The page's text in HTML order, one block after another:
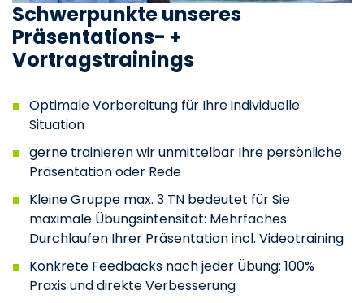
Schwerpunkte unseres
Präsentations- +
Vortragstrainings
Optimale Vorbereitung für Ihre individuelle
Situation
gerne trainieren wir unmittelbar Ihre persönliche
Präsentation oder Rede
Kleine Gruppe max. 3 TN bedeutet für Sie
maximale Übungsintensität: Mehrfaches
Durchlaufen Ihrer Präsentation incl. Videotraining
Konkrete Feedbacks nach jeder Übung: 100%
Praxis und direkte Verbesserung